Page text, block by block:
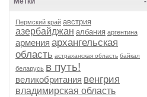
Пермский край австрия
азербайджан албания аргентина
армения архангельская
область астраханская область байкал
беларусь в путь!
великобритания венгрия
владимирская область